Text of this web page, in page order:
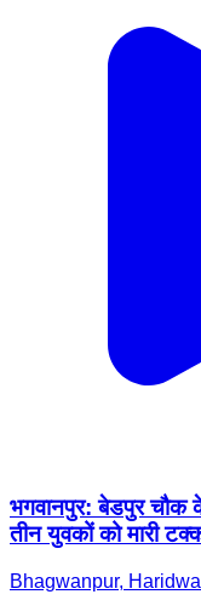
भगवानपुर: बेडपुर चौक
तीन युवकों को मारी
Bhagwanpur,